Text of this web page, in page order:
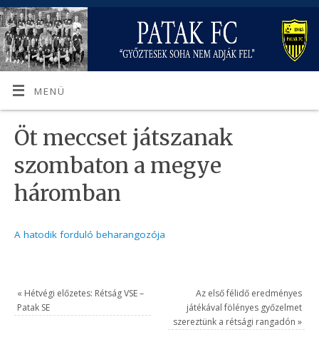
MENÜ
Öt meccset játszanak
szombaton a megye
háromban
A hatodik forduló beharangozója
« Hétvégi előzetes: Rétság VSE –
Patak SE
Az első félidő eredményes
játékával fölényes győzelmet
szereztünk a rétsági rangadón »